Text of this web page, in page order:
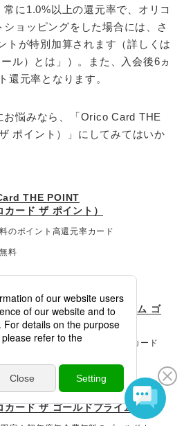
に1.0%以上の還元率で、オリコ
ョッピングをした場合には、さ
トが特別加算されます（詳しくは
ル）とは 」）。また、入会後6ヵ
還元率となります。
お悩みなら、「Orico Card THE
ポイント）」にしてみてはいか
THE POINT
カード ザ ポイント）
のポイント高還元率カード
料
カード ザ ポイント プレミアム ゴ
ントがたまる高還元率ゴールドカード
1,986円（税込）
THE GOLD PRIME
カード ザ ゴールドプライム）